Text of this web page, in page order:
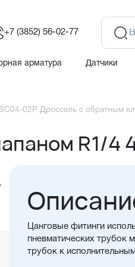
+7 (3852) 56-02-77
арматура Датчики
02P Дроссель с обратным
R1/4
Цанговые фитинги
пневматических трубок
трубок к